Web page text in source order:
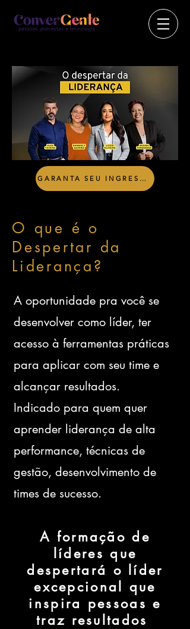
GARANTA SEU INGRESSO
O que é o
Despertar da
Liderança?
A oportunidade pra você se
desenvolver como líder, ter
acesso à ferramentas práticas
para aplicar com seu time e
alcançar resultados.
Indicado para quem quer
aprender liderança de alta
performance, técnicas de
gestão, desenvolvimento de
times de sucesso.
A formação de
líderes que
despertará o líder
excepcional que
inspira pessoas e
traz resultados